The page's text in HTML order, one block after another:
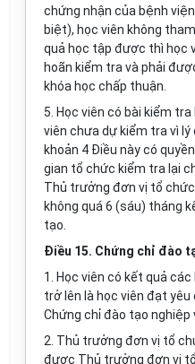
chứng nhận của bệnh
biệt), học viên không
quả học tập được thì học
hoãn kiểm tra và phải
khóa học chấp thuận.
5. Học viên có bài kiểm
viên chưa dự kiểm tra vì
khoản 4 Điều này có
gian tổ chức kiểm tra lại
Thủ trưởng đơn vị tổ
không quá 6 (sáu) tháng
tạo.
Điều 15. Chứng chỉ đào
1. Học viên có kết quả
trở lên là học viên đạt
Chứng chỉ đào tạo nghiệp
2. Thủ trưởng đơn vị tổ
được Thủ trưởng đơn vị